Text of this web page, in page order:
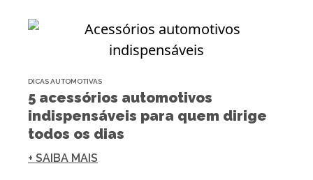
DICAS AUTOMOTIVAS
5 acessórios automotivos
indispensáveis para quem dirige
todos os dias
+ SAIBA MAIS